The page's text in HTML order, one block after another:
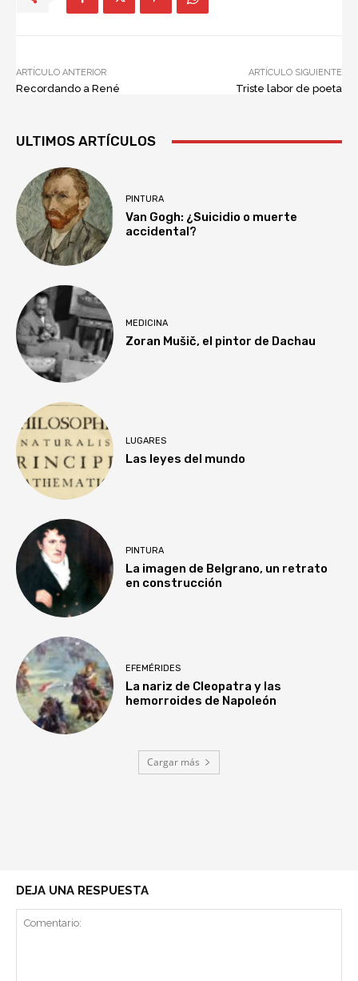
ARTÍCULO ANTERIOR
Recordando a René
ARTÍCULO SIGUIENTE
Triste labor de poeta
ULTIMOS ARTÍCULOS
PINTURA
Van Gogh: ¿Suicidio o muerte
accidental?
MEDICINA
Zoran Mušič, el pintor de Dachau
LUGARES
Las leyes del mundo
PINTURA
La imagen de Belgrano, un retrato
en construcción
EFEMÉRIDES
La nariz de Cleopatra y las
hemorroides de Napoleón
Cargar más
DEJA UNA RESPUESTA